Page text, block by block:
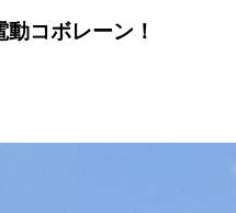
コボレーン！